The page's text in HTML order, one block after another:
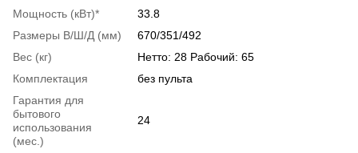
Мощность (кВт)*
33.8
Размеры В/Ш/Д (мм)
670/351/492
Вес (кг)
Нетто: 28 Рабочий: 65
Комплектация
без пульта
Гарантия для
бытового
использования
(мес.)
24